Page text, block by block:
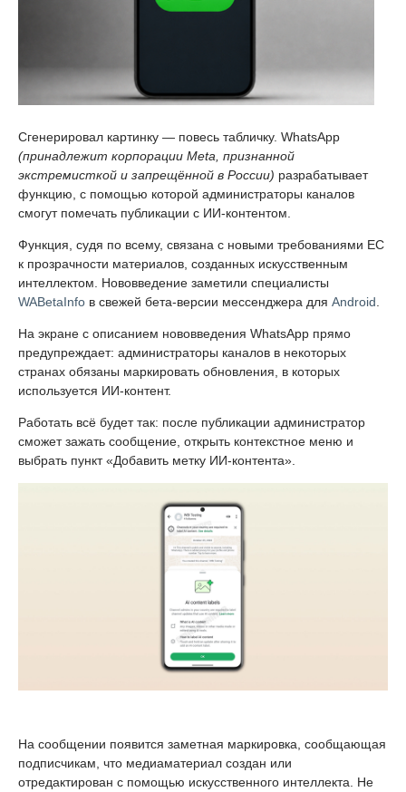
Сгенерировал картинку — повесь табличку. WhatsApp
(принадлежит корпорации Meta, признанной
экстремисткой и запрещённой в России) разрабатывает
функцию, с помощью которой администраторы каналов
смогут помечать публикации с ИИ-контентом.
Функция, судя по всему, связана с новыми требованиями ЕС
к прозрачности материалов, созданных искусственным
интеллектом. Нововведение заметили специалисты
WABetaInfo в свежей бета-версии мессенджера для Android
На экране с описанием нововведения WhatsApp прямо
предупреждает: администраторы каналов в некоторых
странах обязаны маркировать обновления, в которых
используется ИИ-контент.
Работать всё будет так: после публикации администратор
сможет зажать сообщение, открыть контекстное меню и
выбрать пункт «Добавить метку ИИ-контента».
На сообщении появится заметная маркировка, сообщающая
подписчикам, что медиаматериал создан или
отредактирован с помощью искусственного интеллекта. Не